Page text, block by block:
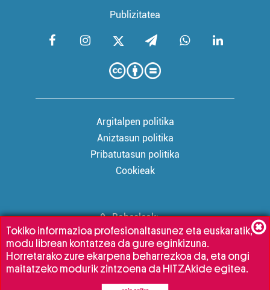
Publizitatea
Argitalpen politika
Aniztasun politika
Pribatutasun politika
Cookieak
Babesleak:
Tokiko informazioa profesionaltasunez eta euskaratik,
modu librean kontatzea da gure eginkizuna.
Horretarako zure ekarpena beharrezkoa da, eta ongi
maitatzeko modurik zintzoena da HITZAkide egitea.